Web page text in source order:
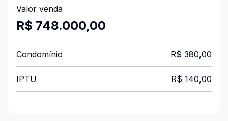
Valor venda
R$ 748.000,00
Condomínio R$ 380,00
IPTU R$ 140,00